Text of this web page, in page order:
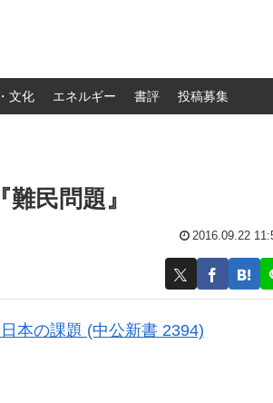
文化 エネルギー 書評 投稿募集
民問題』
2016.09.22
本の課題 (中公新書 2394)